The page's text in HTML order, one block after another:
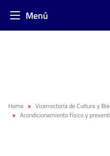
Menú
Home Vicerrectoría de Cultura y
Acondicionamiento físico y